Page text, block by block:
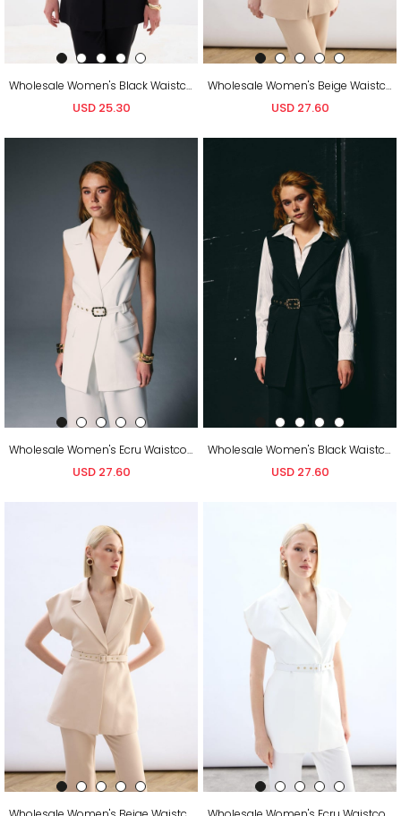
Wholesale Women's Black Waistcoat with Belt
USD 25.30
Wholesale Women's Beige Waistcoat with Belt
USD 27.60
Wholesale Women's Ecru Waistcoat with Belt
USD 27.60
Wholesale Women's Black Waistcoat with Belt
USD 27.60